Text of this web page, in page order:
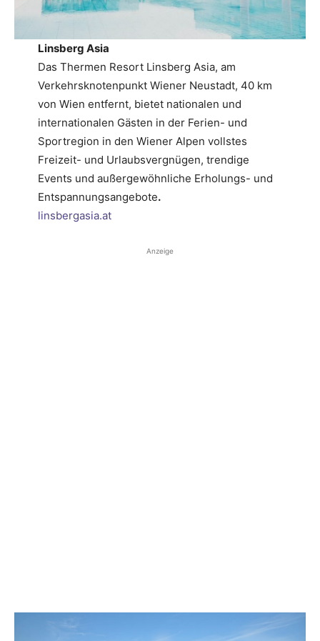
Linsberg Asia
Das Thermen Resort Linsberg Asia, am
Verkehrsknotenpunkt Wiener Neustadt, 40 km
von Wien entfernt, bietet nationalen und
internationalen Gästen in der Ferien- und
Sportregion in den Wiener Alpen vollstes
Freizeit- und Urlaubsvergnügen, trendige
Events und außergewöhnliche Erholungs- und
Entspannungsangebote.
linsbergasia.at
Anzeige